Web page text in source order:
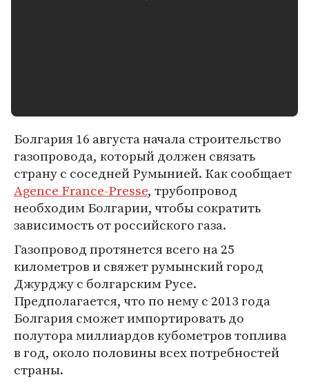
Болгария 16 августа начала строительство
газопровода, который должен связать
страну с соседней Румынией. Как сообщает
Agence France-Presse, трубопровод
необходим Болгарии, чтобы сократить
зависимость от российского газа.
Газопровод протянется всего на 25
километров и свяжет румынский город
Джурджу с болгарским Русе.
Предполагается, что по нему с 2013 года
Болгария сможет импортировать до
полутора миллиардов кубометров топлива
в год, около половины всех потребностей
страны.